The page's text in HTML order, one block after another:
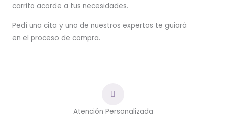
carrito acorde a tus necesidades.
Pedí una cita y uno de nuestros expertos te guiará
en el proceso de compra.
Atención Personalizada